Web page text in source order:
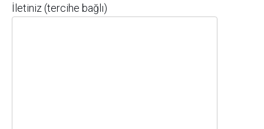
İletiniz (tercihe bağlı)